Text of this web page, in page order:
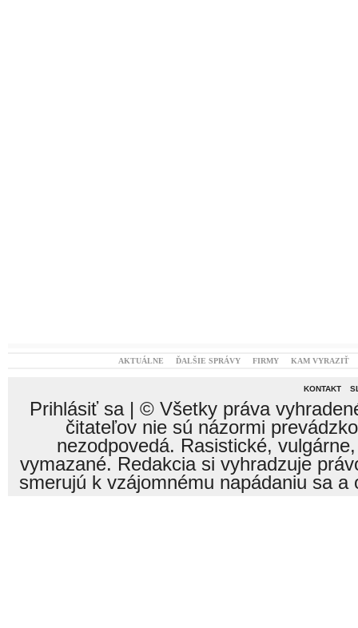
AKTUÁLNE ĎALŠIE SPRÁVY FIRMY KAM VYRAZIŤ
KONTAKT
Prihlásiť sa| © Všetky práva
čitateľov nie sú názormi
nezodpovedá. Rasistické,
vymazané. Redakcia si vyhradzuje
smerujú k vzájomnému napádaniu sa